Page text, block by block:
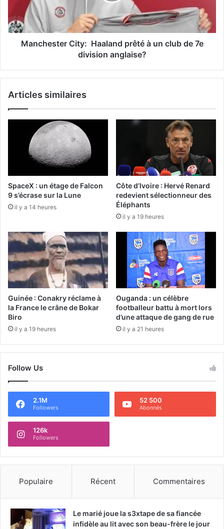
Manchester City: Haaland prêté à un club de 7e
division anglaise?
Articles similaires
SpaceX : un étage de Falcon
9 s’écrase sur la Lune
il y a 14 heures
Côte d’Ivoire : Hervé Renard
redevient sélectionneur des
Éléphants
il y a 19 heures
Guinée : Conakry réclame à
la France le crâne de Bokar
Biro
il y a 19 heures
Ouganda : un célèbre
footballeur battu à mort lors
d’une attaque de gang de rue
il y a 21 heures
Follow Us
2.1M
Followers
52 500
Abonnés
126k
Followers
Populaire Récent Commentaires
Le marié joue la s3xtape de sa fiancée
infidèle au lit avec son beau-frère le jour